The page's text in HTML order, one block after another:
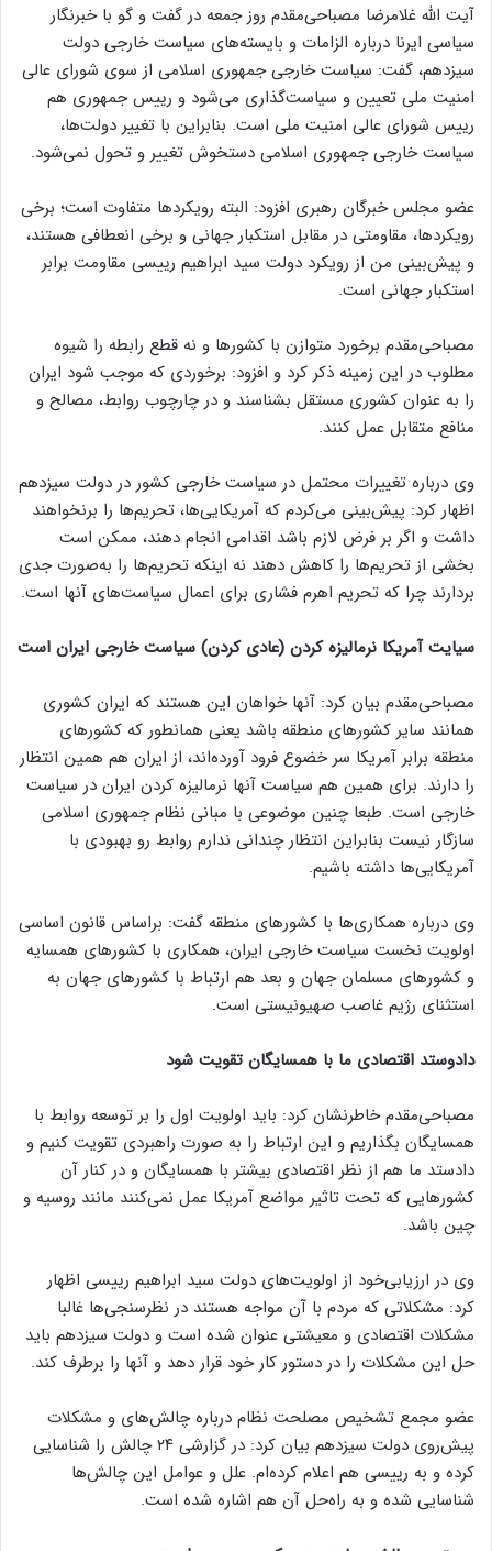
آیت الله غلامرضا مصباحی‌مقدم روز جمعه در گفت و گو با خبرنگار
سیاسی ایرنا درباره الزامات و بایسته‌های سیاست خارجی دولت
سیزدهم، گفت: سیاست خارجی جمهوری اسلامی از سوی شورای عالی
امنیت ملی تعیین و سیاست‌گذاری می‌شود و رییس جمهوری هم
رییس شورای عالی امنیت ملی است. بنابراین با تغییر دولت‌ها،
سیاست خارجی جمهوری اسلامی دستخوش تغییر و تحول نمی‌شود.
عضو مجلس خبرگان رهبری افزود: البته رویکردها متفاوت است؛ برخی
رویکردها، مقاومتی در مقابل استکبار جهانی و برخی انعطافی هستند،
و پیش‌بینی من از رویکرد دولت سید ابراهیم رییسی مقاومت برابر
استکبار جهانی است.
مصباحی‌مقدم برخورد متوازن با کشورها و نه قطع رابطه را شیوه
مطلوب در این زمینه ذکر کرد و افزود: برخوردی که موجب شود ایران
را به عنوان کشوری مستقل بشناسند و در چارچوب روابط، مصالح و
منافع متقابل عمل کنند.
وی درباره تغییرات محتمل در سیاست خارجی کشور در دولت سیزدهم
اظهار کرد: پیش‌بینی می‌کردم که آمریکایی‌ها، تحریم‌ها را برنخواهند
داشت و اگر بر فرض لازم باشد اقدامی انجام دهند، ممکن است
بخشی از تحریم‌ها را کاهش دهند نه اینکه تحریم‌ها را به‌صورت جدی
بردارند چرا که تحریم‌ اهرم فشاری برای اعمال سیاست‌های آنها است.
سیایت آمریکا نرمالیزه کردن (عادی کردن) سیاست خارجی ایران است
مصباحی‌مقدم بیان کرد: آنها خواهان این هستند که ایران کشوری
همانند سایر کشورهای منطقه باشد یعنی همانطور که کشورهای
منطقه برابر آمریکا سر خضوع فرود آورده‌اند، از ایران هم همین انتظار
را دارند. برای همین هم سیاست آنها نرمالیزه کردن ایران در سیاست
خارجی است. طبعا چنین موضوعی با مبانی نظام جمهوری اسلامی
سازگار نیست بنابراین انتظار چندانی ندارم روابط رو بهبودی با
آمریکایی‌ها داشته باشیم.
وی درباره همکاری‌ها با کشورهای منطقه گفت: براساس قانون اساسی
اولویت نخست سیاست خارجی ایران، همکاری با کشورهای همسایه
و کشورهای مسلمان جهان و بعد هم ارتباط با کشورهای جهان به
استثنای رژیم غاصب صهیونیستی است.
دادوستد اقتصادی ما با همسایگان تقویت شود
مصباحی‌مقدم خاطرنشان کرد: باید اولویت اول را بر توسعه روابط با
همسایگان بگذاریم و این ارتباط را به صورت راهبردی تقویت کنیم و
دادستد ما هم از نظر اقتصادی بیشتر با همسایگان و در کنار آن
کشورهایی که تحت تاثیر مواضع آمریکا عمل نمی‌کنند مانند روسیه و
چین باشد.
وی در ارزیابی‌خود از اولویت‌های دولت سید ابراهیم رییسی اظهار
کرد: مشکلاتی که مردم با آن مواجه هستند در نظرسنجی‌ها غالبا
مشکلات اقتصادی و معیشتی عنوان شده است و دولت سیزدهم باید
حل این مشکلات را در دستور کار خود قرار دهد و آنها را برطرف کند.
عضو مجمع تشخیص مصلحت نظام درباره چالش‌های و مشکلات
پیش‌روی دولت سیزدهم بیان کرد: در گزارشی ۲۴ چالش را شناسایی
کرده و به رییسی هم اعلام کرده‌ام. علل و عوامل این چالش‌ها
شناسایی شده و به راه‌حل آن هم اشاره شده است.